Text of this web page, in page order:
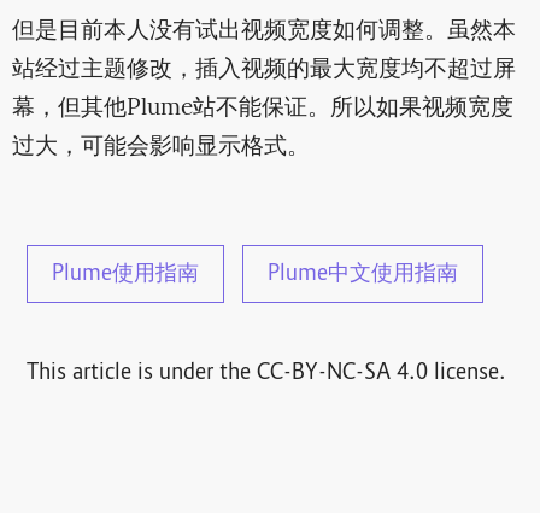
但是目前本人没有试出视频宽度如何调整。虽然本
站经过主题修改，插入视频的最大宽度均不超过屏
幕，但其他Plume站不能保证。所以如果视频宽度
过大，可能会影响显示格式。
Plume使用指南 Plume中文使用指南
This article is under the CC-BY-NC-SA 4.0 license.